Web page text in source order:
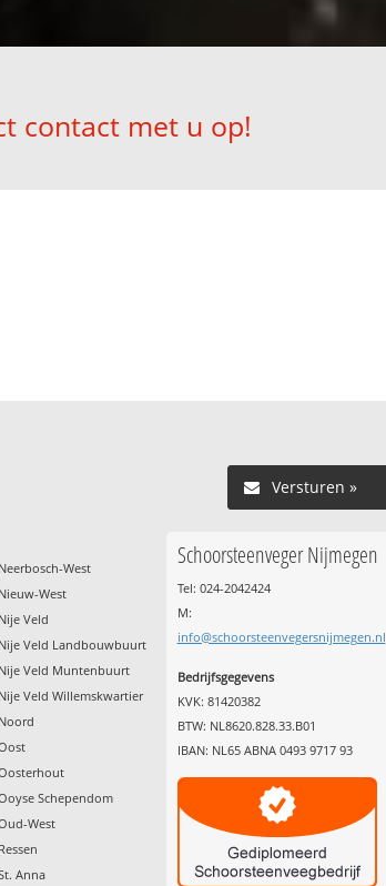
contact met u op!
Versturen »
West
West
Veld
Veld Landbouwbuurt
Veld Muntenbuurt
Veld Willemskwartier
Schependom
West
Anna
Schoorsteenveger Nijmegen
Tel: 024-2042424
M:
info@schoorsteenvegersnijmegen.nl
Bedrijfsgegevens
KVK: 81420382
BTW: NL8620.828.33.B01
IBAN: NL65 ABNA 0493 9717 93